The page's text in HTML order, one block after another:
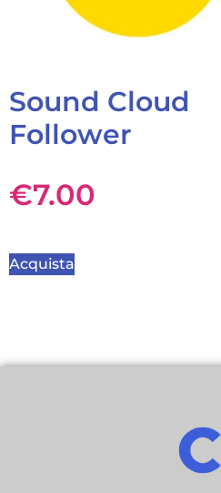
Sound Cloud
Follower
€7.00
Acquista